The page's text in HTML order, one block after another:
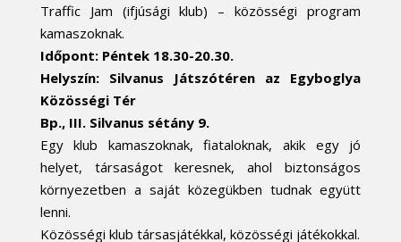
Traffic Jam (ifjúsági klub) – közösségi program
kamaszoknak.
Időpont: Péntek 18.30-20.30.
Helyszín: Silvanus Játszótéren az Egyboglya
Közösségi Tér
Bp., III. Silvanus sétány 9.
Egy klub kamaszoknak, fiataloknak, akik egy jó
helyet, társaságot keresnek, ahol biztonságos
környezetben a saját közegükben tudnak együtt
lenni.
Közösségi klub társasjátékkal, közösségi játékokkal.